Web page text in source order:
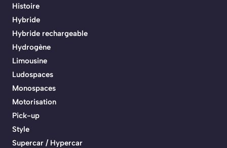
Histoire
Hybride
Hybride rechargeable
Hydrogène
Limousine
Ludospaces
Monospaces
Motorisation
Pick-up
Style
Supercar / Hypercar